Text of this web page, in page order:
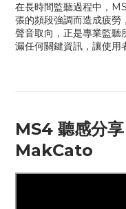
在長時間監聽過程中，
張的頻段強調而造成疲勞
聲音取向，正是專業監聽
漏任何關鍵資訊，讓使用
MS4 聽感分
MakCato